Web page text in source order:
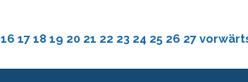
16 17 18 19 20 21 22 23 24 25 26 27